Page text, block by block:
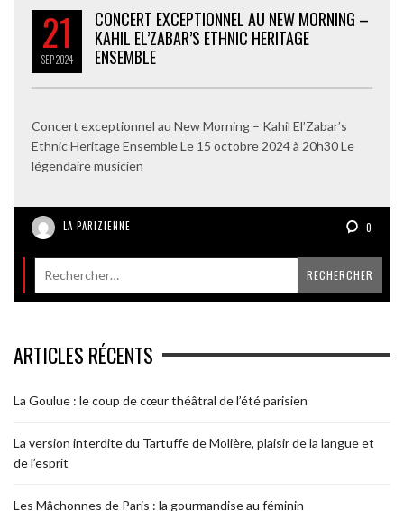
21
SEP2024
CONCERT EXCEPTIONNEL AU NEW MORNING –
KAHIL EL’ZABAR’S ETHNIC HERITAGE
ENSEMBLE
Concert exceptionnel au New Morning – Kahil El’Zabar’s
Ethnic Heritage Ensemble Le 15 octobre 2024 à 20h30 Le
légendaire musicien
LA PARIZIENNE 0
ARTICLES RÉCENTS
La Goulue : le coup de cœur théâtral de l’été parisien
La version interdite du Tartuffe de Molière, plaisir de la langue et
de l’esprit
Les Mâchonnes de Paris : la gourmandise au féminin